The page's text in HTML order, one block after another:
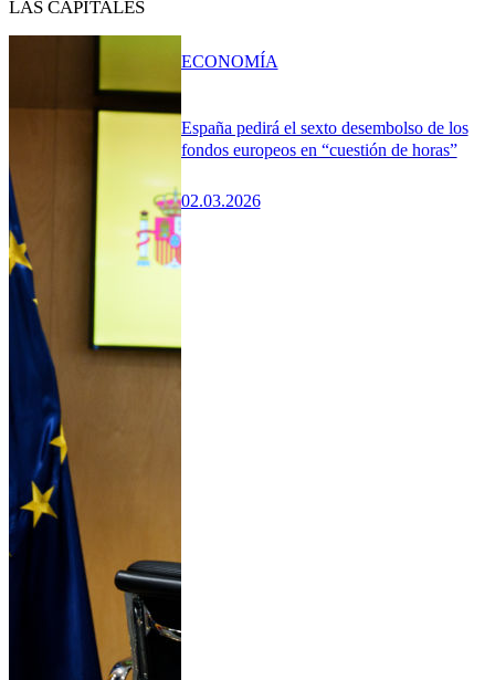
LAS CAPITALES
España pedirá el sexto desembolso de los
fondos europeos en “cuestión de horas”
02.03.2026
ECONOMÍA